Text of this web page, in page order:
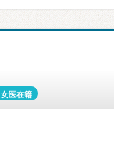
女医在籍